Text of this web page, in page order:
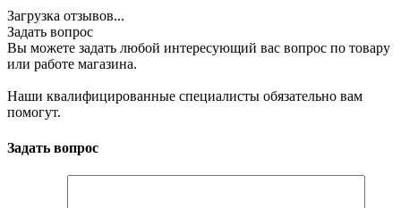
Загрузка отзывов...
Задать вопрос
Вы можете задать любой интересующий вас вопрос по товару
или работе магазина.
Наши квалифицированные специалисты обязательно вам
помогут.
Задать вопрос